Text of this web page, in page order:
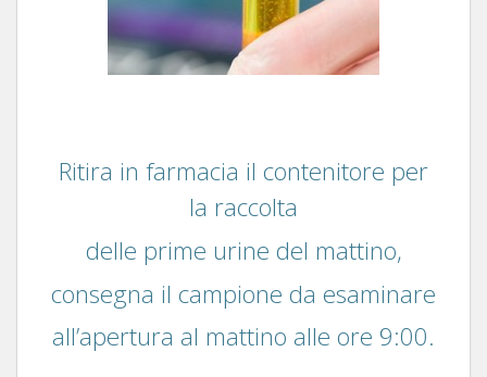
Ritira in farmacia il contenitore per
la raccolta
delle prime urine del mattino,
consegna il campione da esaminare
all’apertura al mattino alle ore 9:00.